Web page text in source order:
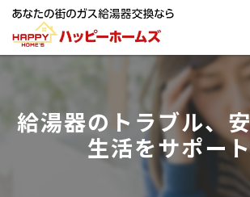
給湯器のトラブル、
生活をサポート